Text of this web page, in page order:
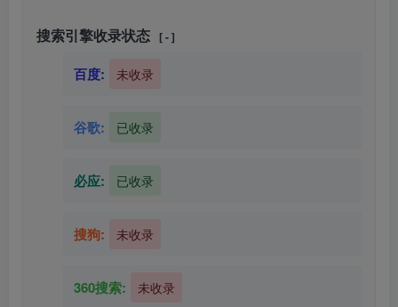
搜索引擎收录状态 [ - ]
百度: 未收录
谷歌: 已收录
必应: 已收录
搜狗: 未收录
360搜索: 未收录